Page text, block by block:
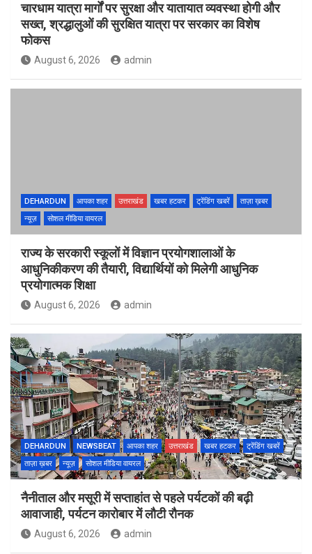
चारधाम यात्रा मार्गों पर सुरक्षा और यातायात व्यवस्था होगी और
सख्त, श्रद्धालुओं की सुरक्षित यात्रा पर सरकार का विशेष
फोकस
August 6, 2026 admin
DEHARDUN आपका शहर उत्तराखंड खबर हटकर ट्रेंडिंग खबरें
ताज़ा ख़बर
न्यूज़
सोशल मीडिया वायरल
राज्य के सरकारी स्कूलों में विज्ञान प्रयोगशालाओं के
आधुनिकीकरण की तैयारी, विद्यार्थियों को मिलेगी आधुनिक
प्रयोगात्मक शिक्षा
August 6, 2026 admin
DEHARDUN NEWSBEAT आपका शहर उत्तराखंड खबर हटकर
ट्रेंडिंग खबरें
ताज़ा ख़बर
न्यूज़ सोशल मीडिया वायरल
नैनीताल और मसूरी में सप्ताहांत से पहले पर्यटकों की बढ़ी
आवाजाही, पर्यटन कारोबार में लौटी रौनक
August 6, 2026 admin